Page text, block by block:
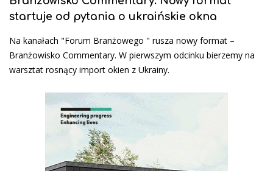
startuje od pytania o ukraińskie okna
Na kanałach "Forum Branżowego " rusza nowy format –
Branżowisko Commentary. W pierwszym odcinku bierzemy na
warsztat rosnący import okien z Ukrainy.